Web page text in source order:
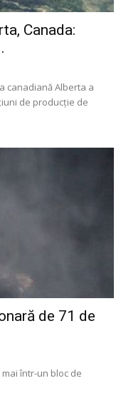
Canada:
canadiană Alberta a
de producție de
de 71 de
într-un bloc de